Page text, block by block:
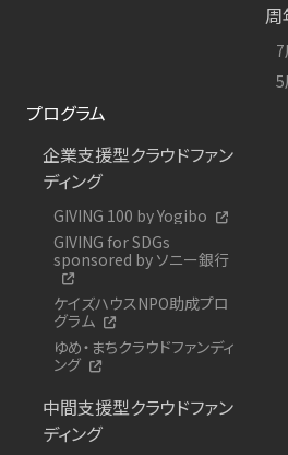
周
5
プログラム
企業支援型クラウドファン
ディング
GIVING 100 by Yogibo
GIVING for SDGs
sponsored by ソニー銀行
ケイズハウスNPO助成プロ
グラム
ゆめ・まちクラウドファンディ
ング
中間支援型クラウドファン
ディング